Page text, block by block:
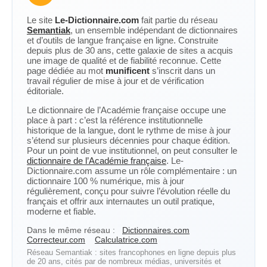
Le site Le-Dictionnaire.com fait partie du réseau
Semantiak, un ensemble indépendant de dictionnaires
et d’outils de langue française en ligne. Construite
depuis plus de 30 ans, cette galaxie de sites a acquis
une image de qualité et de fiabilité reconnue. Cette
page dédiée au mot munificent s’inscrit dans un
travail régulier de mise à jour et de vérification
éditoriale.
Le dictionnaire de l’Académie française occupe une
place à part : c’est la référence institutionnelle
historique de la langue, dont le rythme de mise à jour
s’étend sur plusieurs décennies pour chaque édition.
Pour un point de vue institutionnel, on peut consulter le
dictionnaire de l’Académie française. Le-
Dictionnaire.com assume un rôle complémentaire : un
dictionnaire 100 % numérique, mis à jour
régulièrement, conçu pour suivre l’évolution réelle du
français et offrir aux internautes un outil pratique,
moderne et fiable.
Dans le même réseau :
Dictionnaires.com
Correcteur.com
Calculatrice.com
Réseau Semantiak : sites francophones en ligne depuis plus
de 20 ans, cités par de nombreux médias, universités et